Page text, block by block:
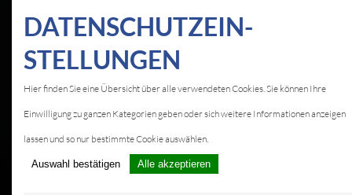
DATEN­SCHUTZ­EIN­
STELLUNGEN
Hier finden Sie eine Übersicht über alle verwendeten Cookies. Sie können Ihre
Einwilligung zu ganzen Kategorien geben oder sich weitere Informationen anzeigen
lassen und so nur bestimmte Cookie auswählen.
Auswahl bestätigen Alle akzeptieren